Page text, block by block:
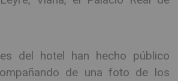
del hotel han hecho público
de una foto de los